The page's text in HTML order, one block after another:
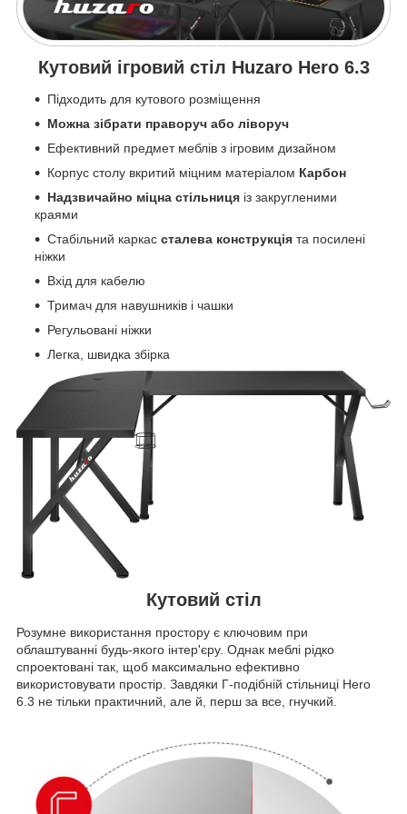
Кутовий ігровий стіл Huzaro Hero 6.3
Підходить для кутового розміщення
Можна зібрати праворуч або ліворуч
Ефективний предмет меблів з ігровим дизайном
Корпус столу вкритий міцним матеріалом Карбон
Надзвичайно міцна стільниця із закругленими
краями
Стабільний каркас сталева конструкція та посилені
ніжки
Вхід для кабелю
Тримач для навушників і чашки
Регульовані ніжки
Легка, швидка збірка
Кутовий стіл
Розумне використання простору є ключовим при
облаштуванні будь-якого інтер'єру. Однак меблі рідко
спроектовані так, щоб максимально ефективно
використовувати простір. Завдяки Г-подібній стільниці Hero
6.3 не тільки практичний, але й, перш за все, гнучкий.